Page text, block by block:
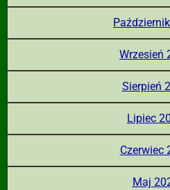
Wrzesień
Sierpień
Lipiec
Czerwiec
Maj